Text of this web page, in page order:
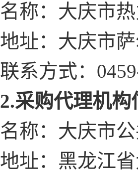
名称：大庆市
地址：大庆市
联系方式：
2.采购代理机构
名称：大庆市
地址：黑龙江